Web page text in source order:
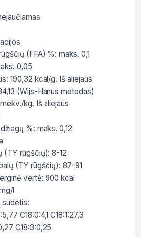
(FFA) %: maks. 0,1
0,05
190,32 kcal/g. Iš aliejaus
(Wijs-Hanus metodas)
kg. Iš aliejaus
%: maks. 0,12
(TY rūgščių): 8-12
(TY rūgščių): 87-91
vertė: 900 kcal
l
sudėtis:
C18:0:4,1 C18:1:27,3
C18:3:0,25